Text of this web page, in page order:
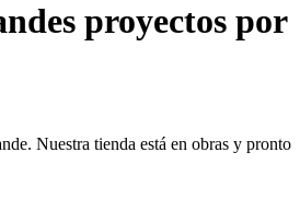
proyectos por
Nuestra tienda está en obras y pronto